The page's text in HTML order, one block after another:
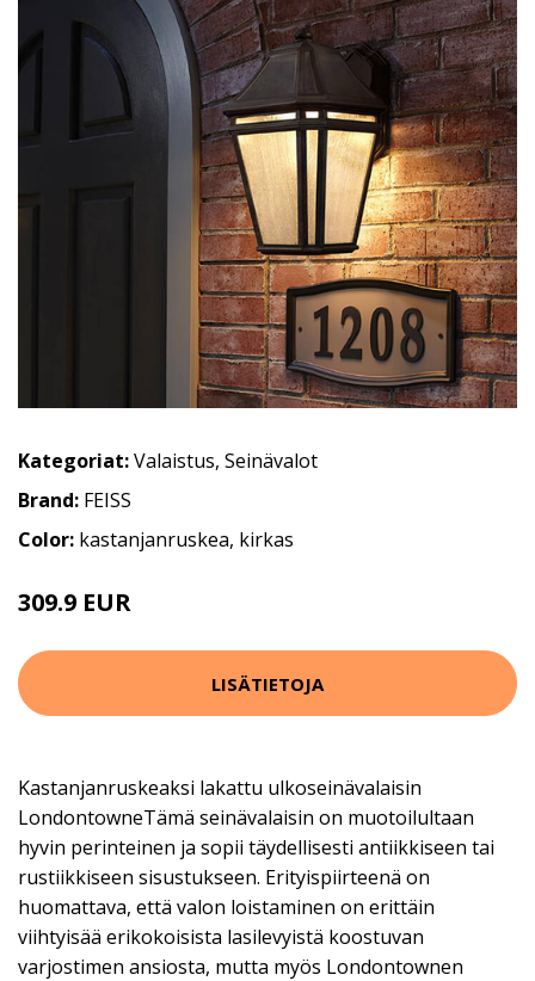
Kategoriat:Valaistus, Seinävalot
Brand: FEISS
Color: kastanjanruskea, kirkas
309.9 EUR
LISÄTIETOJA
Kastanjanruskeaksi lakattu ulkoseinävalaisin
LondontowneTämä seinävalaisin on muotoilultaan
hyvin perinteinen ja sopii täydellisesti antiikkiseen tai
rustiikkiseen sisustukseen. Erityispiirteenä on
huomattava, että valon loistaminen on erittäin
viihtyisää erikokoisista lasilevyistä koostuvan
varjostimen ansiosta, mutta myös Londontownen